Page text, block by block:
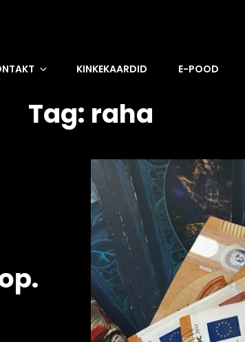
KINKEKAARDID E-POOD
Tag: raha